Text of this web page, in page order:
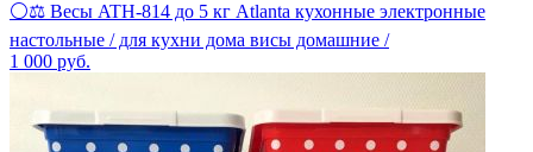
⚪⚖ Весы ATH-814 до 5 кг Atlanta кухонные электронные
настольные / для кухни дома висы домашние /
1 000 руб.